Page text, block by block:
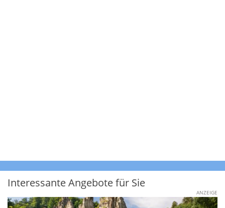
Interessante Angebote für Sie
ANZEIGE